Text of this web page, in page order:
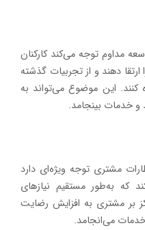
مداوم توجه می‌کند کارکنان
دهند و از تجربیات گذشته
کنند. این موضوع می‌تواند به
و خدمات بینجامد.
مشتری توجه ویژه‌ای دارد
که به‌طور مستقیم نیازهای
بر مشتری به افزایش رضایت
می‌انجامد.